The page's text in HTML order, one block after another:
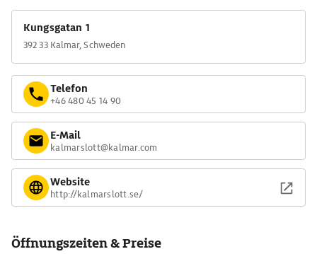
Kungsgatan 1
392 33 Kalmar, Schweden
Telefon
+46 480 45 14 90
E-Mail
kalmarslott@kalmar.com
Website
http://kalmarslott.se/
Öffnungszeiten & Preise